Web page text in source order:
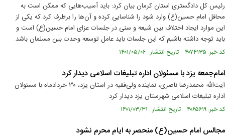
رئیس کل دادگستری استان کرمان بیان کرد: باید آسیب‌هایی که ممکن است به
محافل امام حسین‌(ع) وارد شود را شناسایی کرده و آن‌ها را برطرف کرد که یکی از
این موارد ایجاد اختلاف بین شیعه و سنی در جلسات عزای امام حسین(ع) است و
باید توجه داشته باشیم که این جلسات باید عامل توسعه وحدت بین مسلمان باشد.
کد خبر: ۴۰۷۴۱۳۵ تاریخ انتشار : ۱۴۰۱/۰۵/۰۶
امام‌جمعه یزد با مسئولان اداره تبلیغات اسلامی دیدار کرد
آیت‌الله محمدرضا ناصری، نماینده ولی‌فقیه در استان یزد، ۳۰ خردادماه با مسئولان
اداره تبلیغات اسلامی شهرستان یزد دیدار کرد.
کد خبر: ۴۰۶۵۶۱۹ تاریخ انتشار : ۱۴۰۱/۰۳/۳۱
مجالس امام حسین(ع) منحصر به ایام محرم نشود